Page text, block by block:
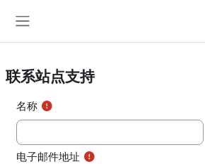
联系站点支持
名称
电子邮件地址